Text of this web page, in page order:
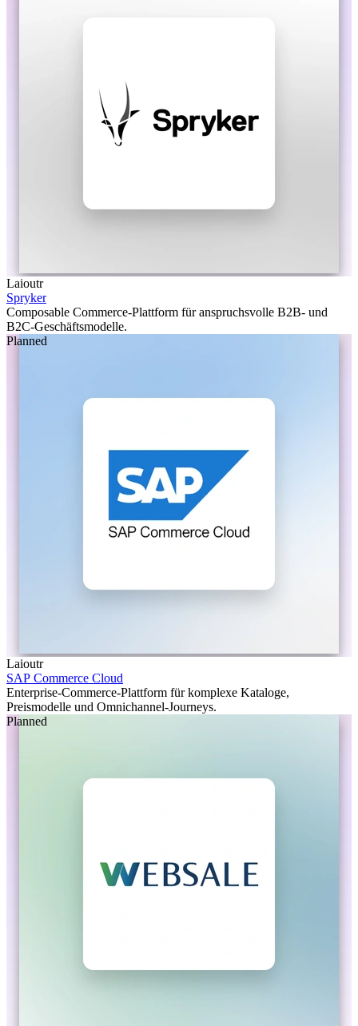
Laioutr
Spryker
Composable Commerce-Plattform für anspruchsvolle B2B- und
B2C-Geschäftsmodelle.
Planned
Laioutr
SAP Commerce Cloud
Enterprise-Commerce-Plattform für komplexe Kataloge,
Preismodelle und Omnichannel-Journeys.
Planned